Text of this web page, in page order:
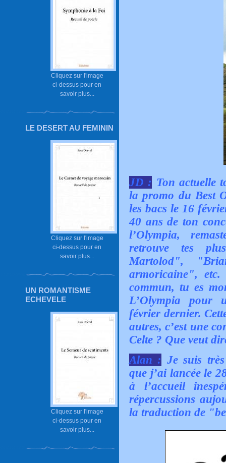
Cliquez sur l'image
ci-dessus pour en
savoir plus...
LE DESERT AU FEMININ
Cliquez sur l'image
ci-dessus pour en
savoir plus...
UN ROMANTISME
ECHEVELE
Cliquez sur l'image
ci-dessus pour en
savoir plus...
JD : Ton actuelle
la promo du Best
les bacs le 16
40 ans de ton
l’Olympia,
retrouve tes
Martolod",
armoricaine",
commun, tu es
L’Olympia pour
février dernier.
autres, c’est une
Celte ? Que veut
Alan : Je suis
que j’ai lancée le
à l’accueil
répercussions
la traduction de